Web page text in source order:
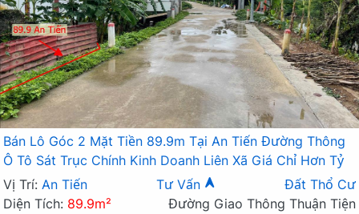
Bán Lô Góc 2 Mặt Tiền 89.9m Tại An Tiến Đường Thông
Ô Tô Sát Trục Chính Kinh Doanh Liên Xã Giá Chỉ Hơn Tỷ
Vị Trí: An Tiến Tư Vấn
Đất Thổ Cư
Diện Tích: 89.9m²
Đường Giao Thông Thuận Tiện